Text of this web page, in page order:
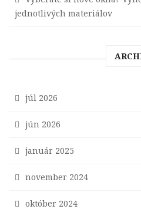
jednotlivých materiálov
júl 2026
jún 2026
január 2025
november 2024
október 2024